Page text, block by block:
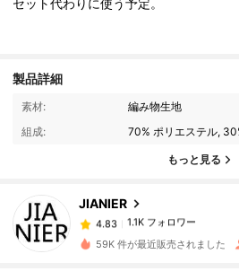
製品詳細
素材:
編み物生地
組成:
70% ポリエステル,
もっと見る
JIANIER
1.1K フォロワー
1.1K フォロワー
4.83
1.1K フォロワー
8***7
は1日前 に購入しました
59K 件が最近販売されました